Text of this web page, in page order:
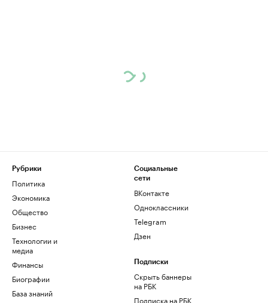
Рубрики
Политика
Экономика
Общество
Бизнес
Технологии и
медиа
Финансы
Биографии
База знаний
Социальные
сети
ВКонтакте
Одноклассники
Telegram
Дзен
Подписки
Скрыть баннеры
на РБК
Подписка на РБК